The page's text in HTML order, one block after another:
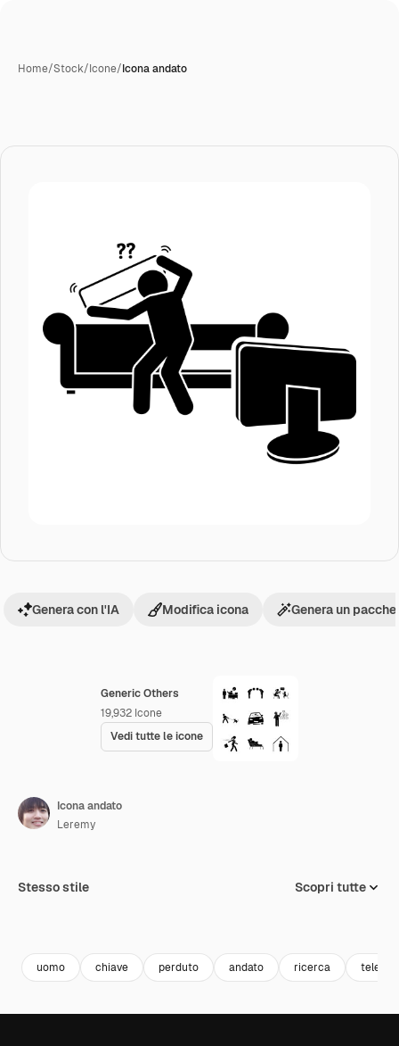
Home/Stock/Icone/Icona andato
Generic Others
19,932 Icone
Vedi tutte le icone
Genera con l'IA Modifica icona Genera un
Icona andato
Leremy
Stesso stile Scopri tutte
uomo chiave perduto andato ricerca